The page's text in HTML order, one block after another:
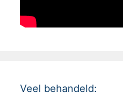
Veel behandeld: